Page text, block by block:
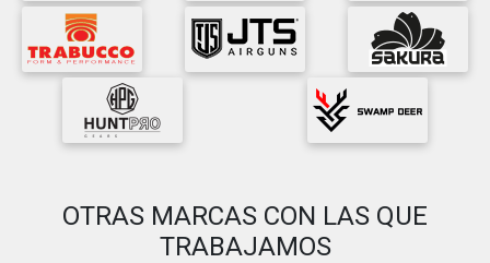
OTRAS MARCAS CON LAS QUE
TRABAJAMOS